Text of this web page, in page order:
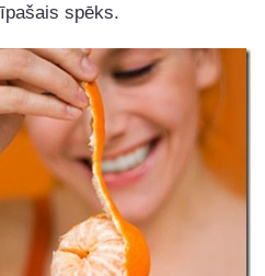
īpašais spēks.